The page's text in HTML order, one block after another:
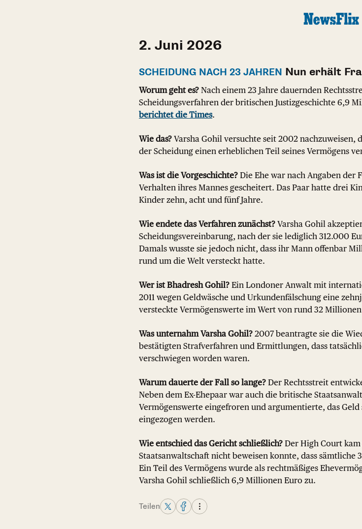
2. Juni 2026
SCHEIDUNG NACH 23 JAHREN Nun erhält
Worum geht es? Nach einem 23 Jahre dauernden
Scheidungsverfahren der britischen Justizgeschichte 6,9
berichtet die Times.
Wie das? Varsha Gohil versuchte seit 2002 nachzuweisen,
der Scheidung einen erheblichen Teil seines Vermögens
Was ist die Vorgeschichte? Die Ehe war nach Angaben der
Verhalten ihres Mannes gescheitert. Das Paar hatte drei
Kinder zehn, acht und fünf Jahre.
Wie endete das Verfahren zunächst? Varsha Gohil
Scheidungsvereinbarung, nach der sie lediglich 312.000
Damals wusste sie jedoch nicht, dass ihr Mann offenbar
rund um die Welt versteckt hatte.
Wer ist Bhadresh Gohil? Ein Londoner Anwalt mit
2011 wegen Geldwäsche und Urkundenfälschung eine
versteckte Vermögenswerte im Wert von rund 32
Was unternahm Varsha Gohil? 2007 beantragte sie die
bestätigten Strafverfahren und Ermittlungen, dass
verschwiegen worden waren.
Warum dauerte der Fall so lange? Der Rechtsstreit
Neben dem Ex-Ehepaar war auch die britische
Vermögenswerte eingefroren und argumentierte, das Geld
eingezogen werden.
Wie entschied das Gericht schließlich? Der High Court kam
Staatsanwaltschaft nicht beweisen konnte, dass
Ein Teil des Vermögens wurde als rechtmäßiges
Varsha Gohil schließlich 6,9 Millionen Euro zu.
Teilen